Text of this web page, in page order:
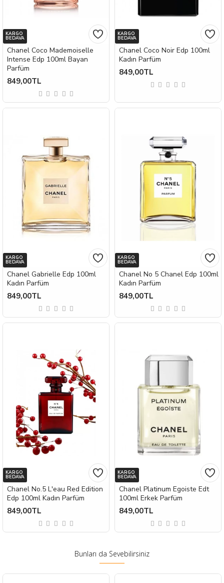
KARGO
BEDAVA
Chanel Coco Mademoiselle
Intense Edp 100ml Bayan
Parfüm
849,00TL
KARGO
BEDAVA
Chanel Coco Noir Edp 100ml
Kadın Parfüm
849,00TL
KARGO
BEDAVA
Chanel Gabrielle Edp 100ml
Kadın Parfüm
849,00TL
KARGO
BEDAVA
Chanel No 5 Chanel Edp 100ml
Kadın Parfüm
849,00TL
KARGO
BEDAVA
Chanel No.5 L'eau Red Edition
Edp 100ml Kadın Parfüm
849,00TL
KARGO
BEDAVA
Chanel Platinum Egoiste Edt
100ml Erkek Parfüm
849,00TL
Bunları da Sevebilirsiniz